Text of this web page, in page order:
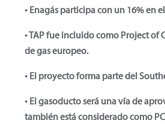
• Enagás participa con un 16% en
• TAP fue incluido como Project of
de gas europeo.
• El proyecto forma parte del
• El gasoducto será una vía de
también está considerado como